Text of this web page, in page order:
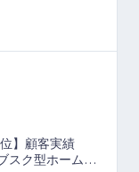
】顧客実績
スク型ホームペ